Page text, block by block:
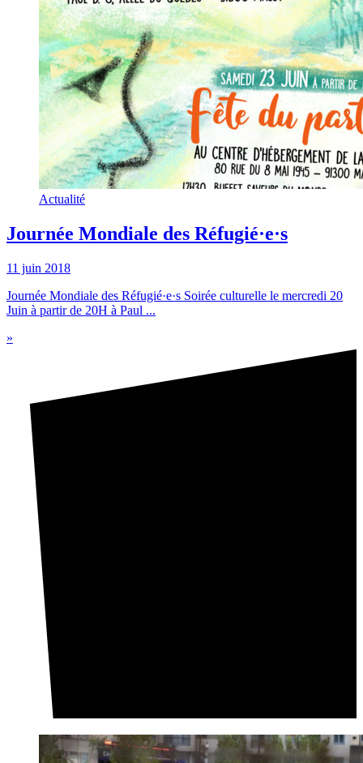
Actualité
Journée Mondiale des Réfugié·e·s
11 juin 2018
Journée Mondiale des Réfugié·e·s Soirée culturelle le mercredi 20
Juin à partir de 20H à Paul ...
»